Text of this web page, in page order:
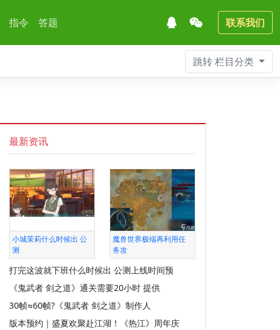
指令 答题 联系我们
跳转栏目分类
最新资讯
小城茉莉什么时候出 公
测
魔兽世界极端再利用任
务攻
打完这波就下班什么时候出 公测上线时间预
《鬼武者 剑之道》通关需要20小时 提供
30帧≈60帧?《鬼武者 剑之道》制作人
版本预约｜盛夏欢聚赴江湖！《热江》周年庆